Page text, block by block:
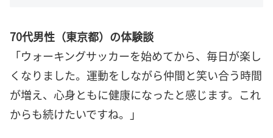
70代男性（東京都）の体験談
「ウォーキングサッカーを始めてから、毎日が楽し
くなりました。運動をしながら仲間と笑い合う時間
が増え、心身ともに健康になったと感じます。これ
からも続けたいですね。」